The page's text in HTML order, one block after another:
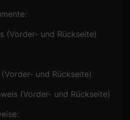
(Vorder- und Rückseite)
und Rückseite)
(Vorder- und Rückseite)